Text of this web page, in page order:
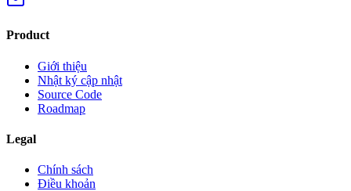
Product
Giới thiệu
Nhật ký cập nhật
Source Code
Roadmap
Legal
Chính sách
Điều khoản